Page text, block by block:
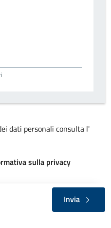
dati personali consulta l'
sulla privacy
Invia